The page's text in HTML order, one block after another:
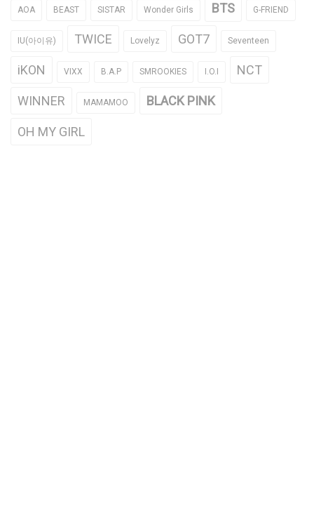
AOA BEAST SISTAR Wonder Girls BTS G-FRIEND
IU(아이유) TWICE Lovelyz GOT7 Seventeen
iKON VIXX B.A.P SMROOKIES I.O.I NCT
WINNER MAMAMOO BLACK PINK
OH MY GIRL